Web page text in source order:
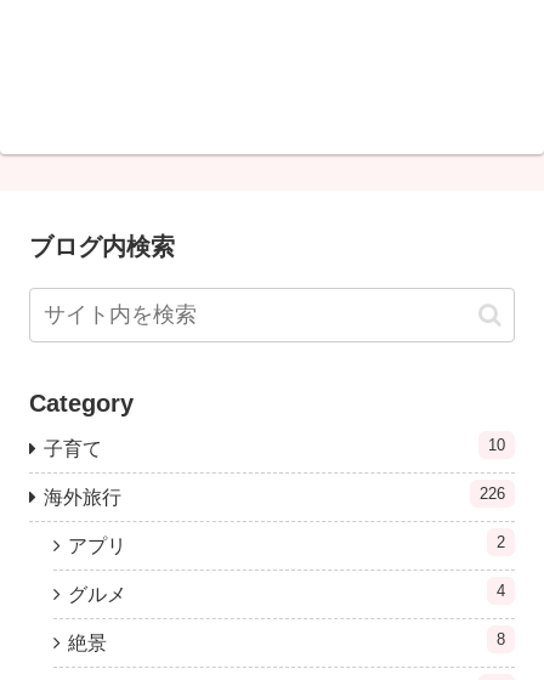
ブログ内検索
Category
子育て 10
海外旅行 226
アプリ 2
グルメ 4
絶景 8